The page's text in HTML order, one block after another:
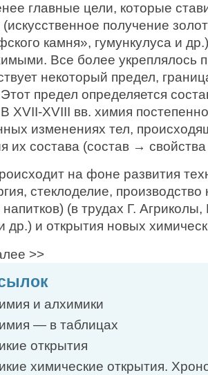
главные цели, которые
получение
камня», гумункулуса и
Все более укреплялось
некоторый предел,
предел определяется
XVII-XVIII вв. химия
изменениях тел,
их состава (состав →
на фоне развития
стеклоделие, производство
(в трудах Г.
др.) и открытия новых
>>
и алхимики
— в таблицах
открытия
химические открытия.